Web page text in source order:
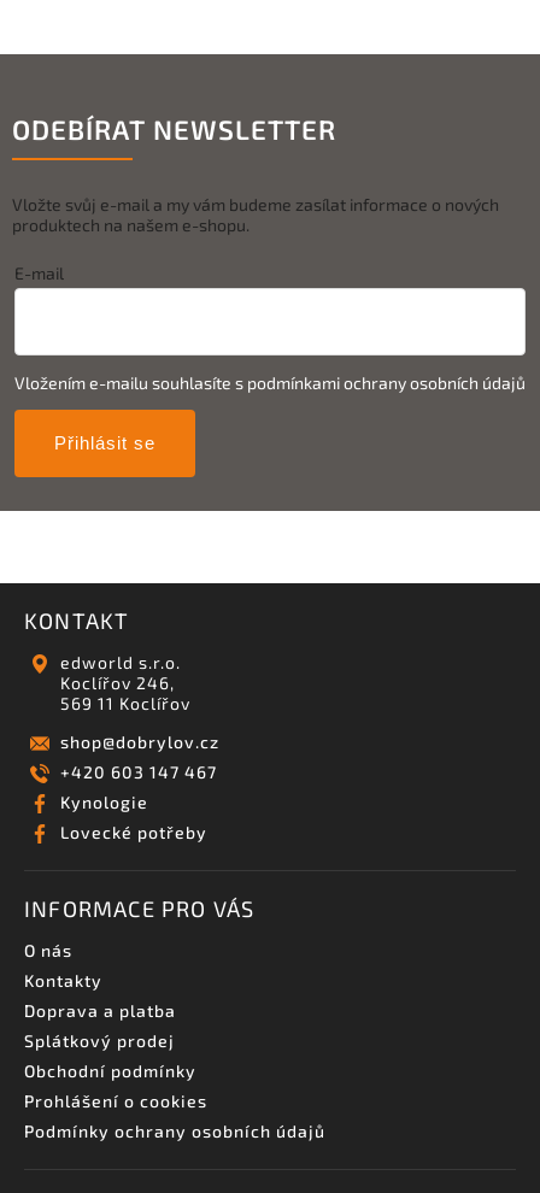
ODEBÍRAT NEWSLETTER
Vložte svůj e-mail a my vám budeme zasílat informace o nových
produktech na našem e-shopu.
E-mail
Vložením e-mailu souhlasíte s podmínkami ochrany osobních údajů
Přihlásit se
KONTAKT
edworld s.r.o.
Koclířov 246,
569 11 Koclířov
shop@dobrylov.cz
+420 603 147 467
Kynologie
Lovecké potřeby
INFORMACE PRO VÁS
O nás
Kontakty
Doprava a platba
Splátkový prodej
Obchodní podmínky
Prohlášení o cookies
Podmínky ochrany osobních údajů